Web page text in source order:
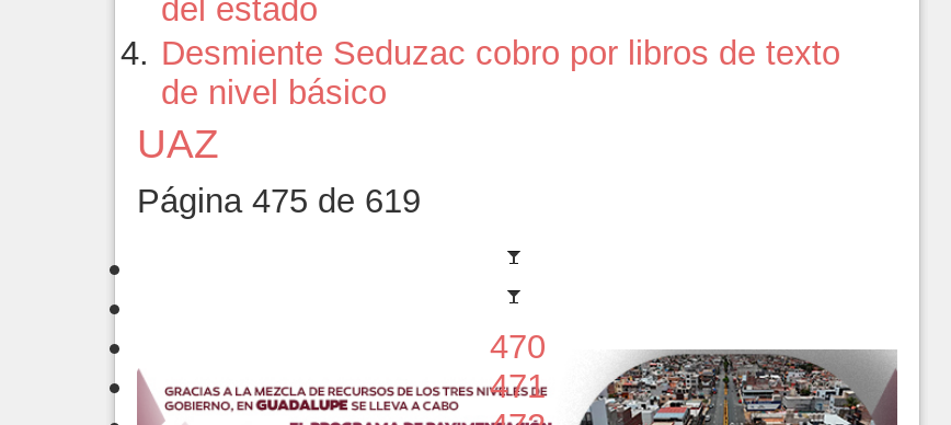
del estado
Desmiente Seduzac cobro por libros de texto
de nivel básico
UAZ
Página 475 de 619
470
471